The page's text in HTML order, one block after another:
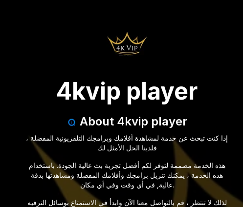
4kvip player
About 4kvip player
إذا كنت تبحث عن خدمة لمشاهدة أفلامك وبرامجك التلفزيونية المفضلة ،
فلدينا الحل الأمثل لك
هذه الخدمة مصممة لتوفر لكم أفضل تجربة بث عالية الجودة. باستخدام
هذه الخدمة ، يمكنك تنزيل برامجك وأفلامك المفضلة ومشاهدتها بدقة
عالية, في أي وقت وفي أي مكان.
لذلك لا تنتظر ، قم بالتواصل معنا الآن وابدأ في الاستمتاع بوسائل الترفيه